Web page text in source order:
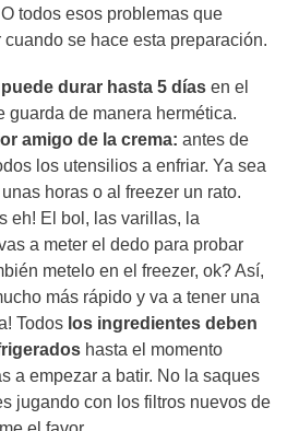
todos esos problemas que
se hace esta preparación.
puede durar hasta 5 días en el
guarda de manera hermética.
amigo de la crema: antes de
los utensilios a enfriar. Ya sea
horas o al freezer un rato.
eh! El bol, las varillas, la
a meter el dedo para probar
metelo en el freezer, ok? Así,
más rápido y va a tener una
Todos los ingredientes deben
hasta el momento
a empezar a batir. No la saques
jugando con los filtros nuevos de